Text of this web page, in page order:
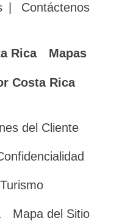
Contáctenos
Rica Mapas
Costa Rica
del Cliente
Mapa del Sitio